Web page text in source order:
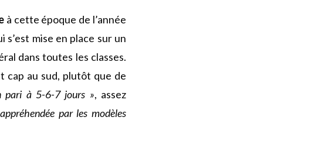
à cette époque de l’année
mise en place sur un
dans toutes les classes.
cap au sud, plutôt que de
pari à 5-6-7 jours », assez
par les modèles